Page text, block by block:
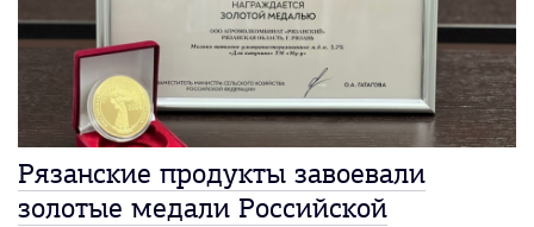
Рязанские продукты завоевали
золотые медали Российской